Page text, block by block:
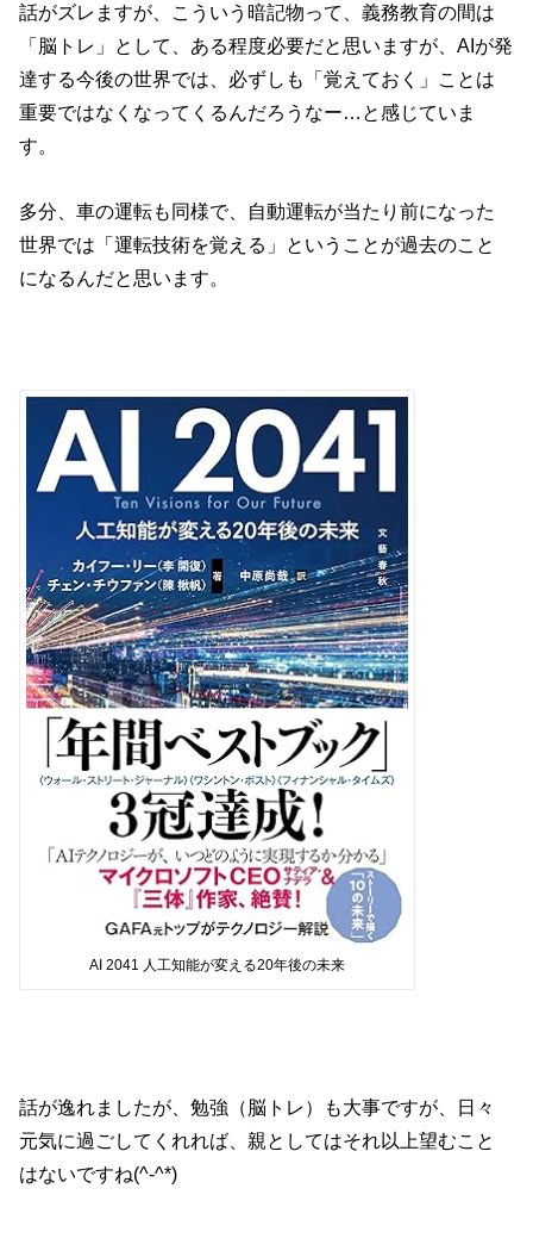
話がズレますが、こういう暗記物って、義務教育の間は
「脳トレ」として、ある程度必要だと思いますが、AIが発
達する今後の世界では、必ずしも「覚えておく」ことは
重要ではなくなってくるんだろうなー…と感じていま
す。
多分、車の運転も同様で、自動運転が当たり前になった
世界では「運転技術を覚える」ということが過去のこと
になるんだと思います。
AI 2041 人工知能が変える20年後の未来
話が逸れましたが、勉強（脳トレ）も大事ですが、日々
元気に過ごしてくれれば、親としてはそれ以上望むこと
はないですね(^-^*)